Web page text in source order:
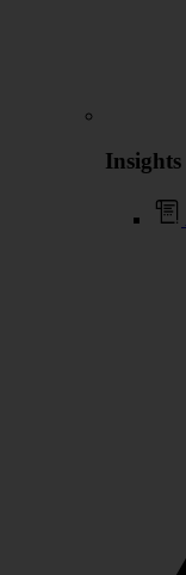
Insights